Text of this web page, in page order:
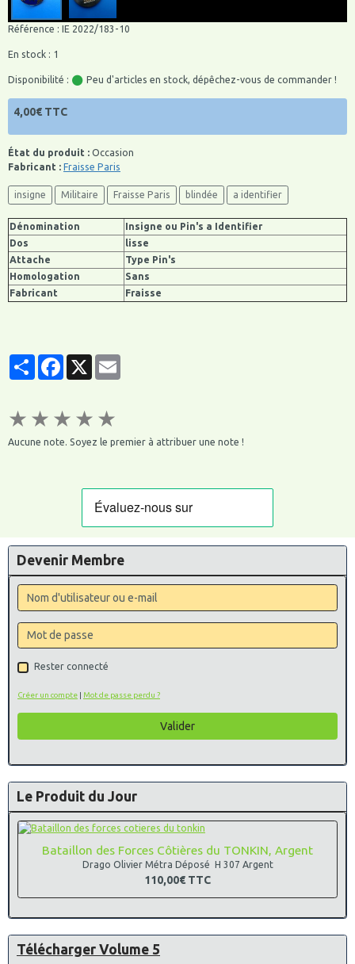
Référence : IE 2022/183-10
En stock : 1
Disponibilité : Peu d'articles en stock, dépêchez-vous de commander !
4,00€ TTC
État du produit : Occasion
Fabricant : Fraisse Paris
insigne Militaire Fraisse Paris blindée a identifier
Dénomination
Insigne ou Pin's a Identifier
Dos
lisse
Attache
Type Pin's
Homologation
Sans
Fabricant
Fraisse
PartagerFacebook
★ ★ ★ ★ ★
Aucune note. Soyez le premier à attribuer une note !
Devenir Membre
Rester connecté
Créer un compte | Mot de passe perdu ?
Valider
Le Produit du Jour
Bataillon des Forces Côtières du TONKIN, Argent
Drago Olivier Métra Déposé H 307 Argent
110,00€ TTC
Télécharger Volume 5